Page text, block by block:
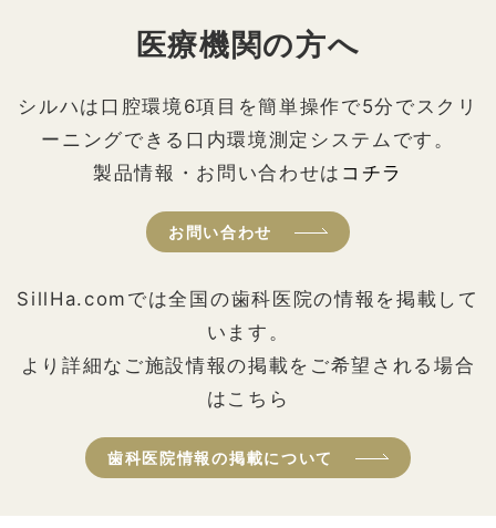
医療機関の方へ
シルハは口腔環境6項目を簡単操作で5分でスクリ
ーニングできる口内環境測定システムです。
製品情報・お問い合わせは コチラ
お問い合わせ
SillHa.comでは全国の歯科医院の情報を掲載して
います。
より詳細なご施設情報の掲載をご希望される場合
はこちら
歯科医院情報の掲載について